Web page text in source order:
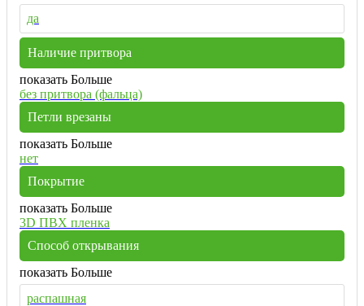
да
Наличие притвора
показать Больше
без притвора (фальца)
Петли врезаны
показать Больше
нет
Покрытие
показать Больше
3D ПВХ пленка
Способ открывания
показать Больше
распашная